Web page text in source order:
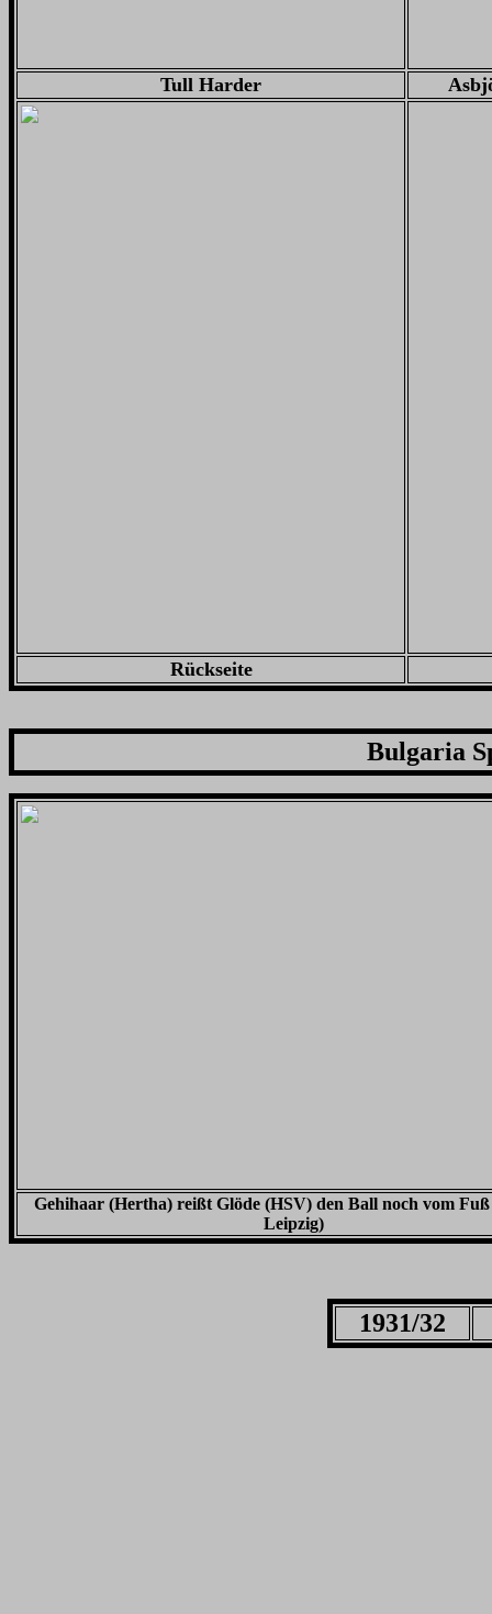
Tull Harder
Rückseite
Bulgaria
Gehihaar (Hertha) reißt Glöde (HSV) den Ball noch vom Fuß
Leipzig)
1931/32